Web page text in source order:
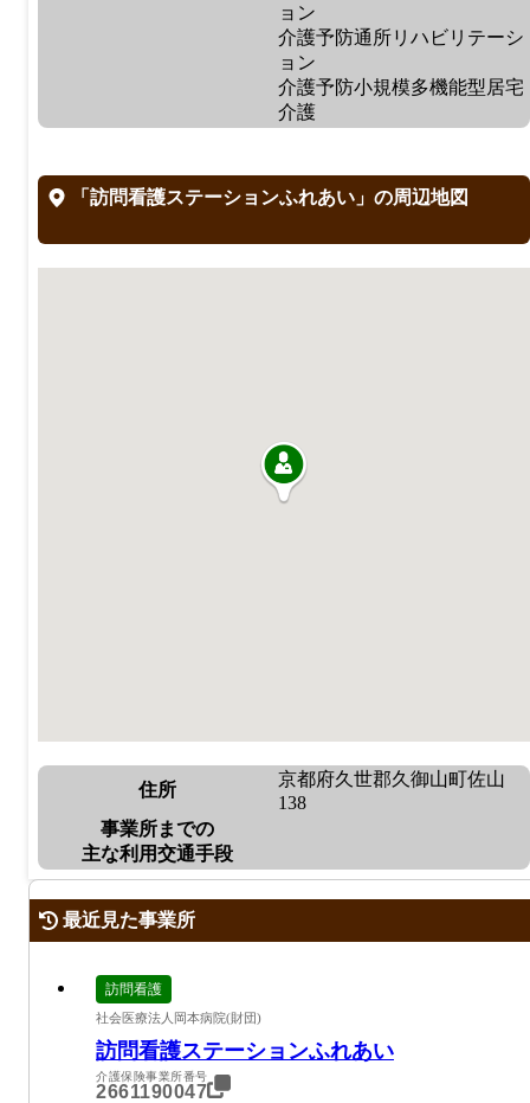
ョン
介護予防通所リハビリテーシ
ョン
介護予防小規模多機能型居宅
介護
「訪問看護ステーションふれあい」の周辺地図
住所
京都府久世郡久御山町佐山
138
事業所までの
主な利用交通手段
最近見た事業所
訪問看護
社会医療法人岡本病院(財団)
訪問看護ステーションふれあい
介護保険事業所番号
2661190047